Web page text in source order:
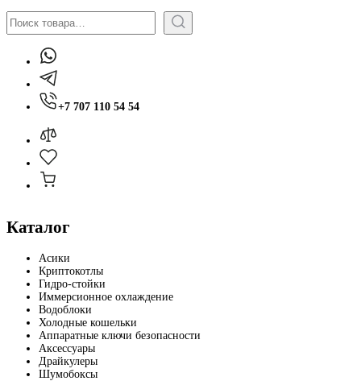
Поиск
+7 707 110 54 54
Каталог
Асики
Криптокотлы
Гидро-стойки
Иммерсионное охлаждение
Водоблоки
Холодные кошельки
Аппаратные ключи безопасности
Аксессуары
Драйкулеры
Шумобоксы